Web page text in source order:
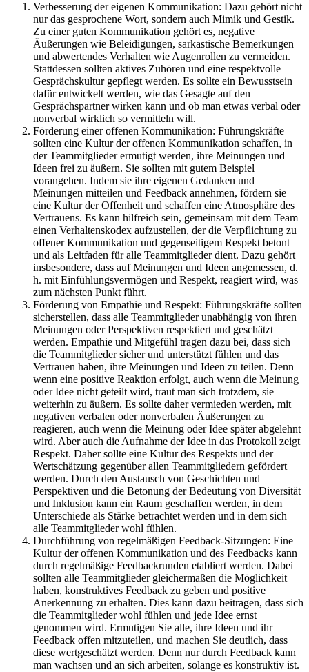
Verbesserung der eigenen Kommunikation: Dazu gehört nicht
nur das gesprochene Wort, sondern auch Mimik und Gestik.
Zu einer guten Kommunikation gehört es, negative
Äußerungen wie Beleidigungen, sarkastische Bemerkungen
und abwertendes Verhalten wie Augenrollen zu vermeiden.
Stattdessen sollten aktives Zuhören und eine respektvolle
Gesprächskultur gepflegt werden. Es sollte ein Bewusstsein
dafür entwickelt werden, wie das Gesagte auf den
Gesprächspartner wirken kann und ob man etwas verbal oder
nonverbal wirklich so vermitteln will.
Förderung einer offenen Kommunikation: Führungskräfte
sollten eine Kultur der offenen Kommunikation schaffen, in
der Teammitglieder ermutigt werden, ihre Meinungen und
Ideen frei zu äußern. Sie sollten mit gutem Beispiel
vorangehen. Indem sie ihre eigenen Gedanken und
Meinungen mitteilen und Feedback annehmen, fördern sie
eine Kultur der Offenheit und schaffen eine Atmosphäre des
Vertrauens. Es kann hilfreich sein, gemeinsam mit dem Team
einen Verhaltenskodex aufzustellen, der die Verpflichtung zu
offener Kommunikation und gegenseitigem Respekt betont
und als Leitfaden für alle Teammitglieder dient. Dazu gehört
insbesondere, dass auf Meinungen und Ideen angemessen, d.
h. mit Einfühlungsvermögen und Respekt, reagiert wird, was
zum nächsten Punkt führt.
Förderung von Empathie und Respekt: Führungskräfte sollten
sicherstellen, dass alle Teammitglieder unabhängig von ihren
Meinungen oder Perspektiven respektiert und geschätzt
werden. Empathie und Mitgefühl tragen dazu bei, dass sich
die Teammitglieder sicher und unterstützt fühlen und das
Vertrauen haben, ihre Meinungen und Ideen zu teilen. Denn
wenn eine positive Reaktion erfolgt, auch wenn die Meinung
oder Idee nicht geteilt wird, traut man sich trotzdem, sie
weiterhin zu äußern. Es sollte daher vermieden werden, mit
negativen verbalen oder nonverbalen Äußerungen zu
reagieren, auch wenn die Meinung oder Idee später abgelehnt
wird. Aber auch die Aufnahme der Idee in das Protokoll zeigt
Respekt. Daher sollte eine Kultur des Respekts und der
Wertschätzung gegenüber allen Teammitgliedern gefördert
werden. Durch den Austausch von Geschichten und
Perspektiven und die Betonung der Bedeutung von Diversität
und Inklusion kann ein Raum geschaffen werden, in dem
Unterschiede als Stärke betrachtet werden und in dem sich
alle Teammitglieder wohl fühlen.
Durchführung von regelmäßigen Feedback-Sitzungen: Eine
Kultur der offenen Kommunikation und des Feedbacks kann
durch regelmäßige Feedbackrunden etabliert werden. Dabei
sollten alle Teammitglieder gleichermaßen die Möglichkeit
haben, konstruktives Feedback zu geben und positive
Anerkennung zu erhalten. Dies kann dazu beitragen, dass sich
die Teammitglieder wohl fühlen und jede Idee ernst
genommen wird. Ermutigen Sie alle, ihre Ideen und ihr
Feedback offen mitzuteilen, und machen Sie deutlich, dass
diese wertgeschätzt werden. Denn nur durch Feedback kann
man wachsen und an sich arbeiten, solange es konstruktiv ist.